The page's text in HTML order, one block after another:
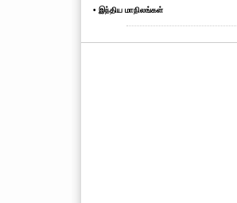
• இந்திய மாநிலங்கள்